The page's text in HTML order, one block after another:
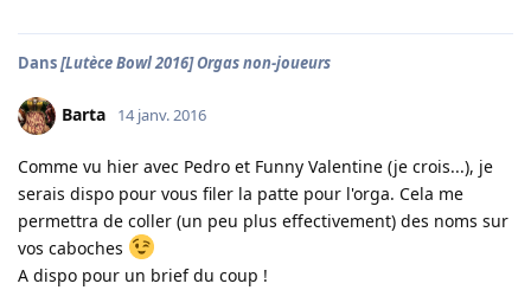
Dans[Lutèce Bowl 2016] Orgas non-joueurs
Barta 14 janv. 2016
Comme vu hier avec Pedro et Funny Valentine (je crois...), je
serais dispo pour vous filer la patte pour l'orga. Cela me
permettra de coller (un peu plus effectivement) des noms sur
vos caboches
A dispo pour un brief du coup !